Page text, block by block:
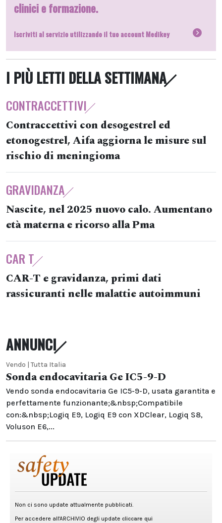
clinici e formazione.
Iscriviti al servizio utilizzando il tuo account Medikey
I PIÙ LETTI DELLA SETTIMANA
CONTRACCETTIVI
Contraccettivi con desogestrel ed
etonogestrel, Aifa aggiorna le misure sul
rischio di meningioma
GRAVIDANZA
Nascite, nel 2025 nuovo calo. Aumentano
età materna e ricorso alla Pma
CAR T
CAR-T e gravidanza, primi dati
rassicuranti nelle malattie autoimmuni
ANNUNCI
Vendo | Tutta Italia
Sonda endocavitaria Ge IC5-9-D
Vendo sonda endocavitaria Ge IC5-9-D, usata garantita e
perfettamente funzionante;&nbsp;Compatibile
con:&nbsp;Logiq E9, Logiq E9 con XDClear, Logiq S8,
Voluson E6,...